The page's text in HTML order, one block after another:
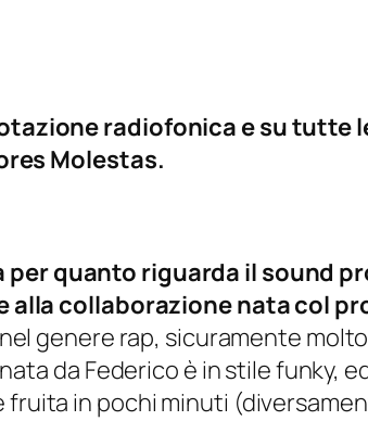
radiofonica e su
Molestas.
quanto riguarda il sound
alla collaborazione nata col
genere rap, sicuramente
da Federico è in stile funky,
in pochi minuti